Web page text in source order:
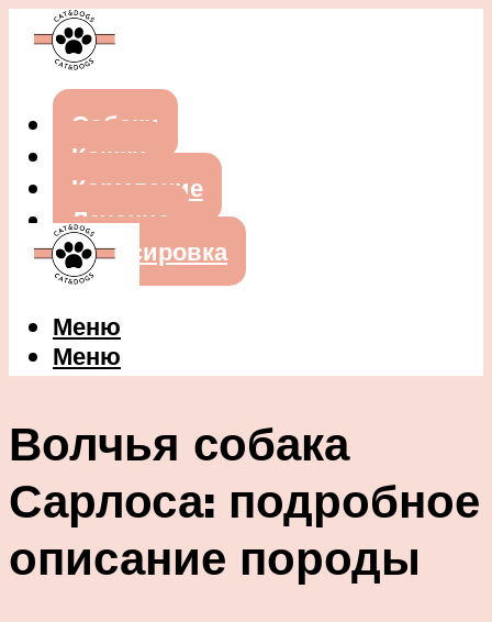
Собаки
Кошки
Кормление
Лечение
Дрессировка
Меню
Меню
Волчья собака
Сарлоса: подробное
описание породы